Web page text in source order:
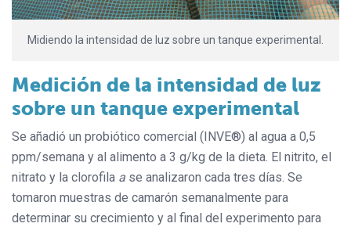
Midiendo la intensidad de luz sobre un tanque experimental.
Medición de la intensidad de luz
sobre un tanque experimental
Se añadió un probiótico comercial (INVE®) al agua a 0,5
ppm/semana y al alimento a 3 g/kg de la dieta. El nitrito, el
nitrato y la clorofila a se analizaron cada tres días. Se
tomaron muestras de camarón semanalmente para
determinar su crecimiento y al final del experimento para